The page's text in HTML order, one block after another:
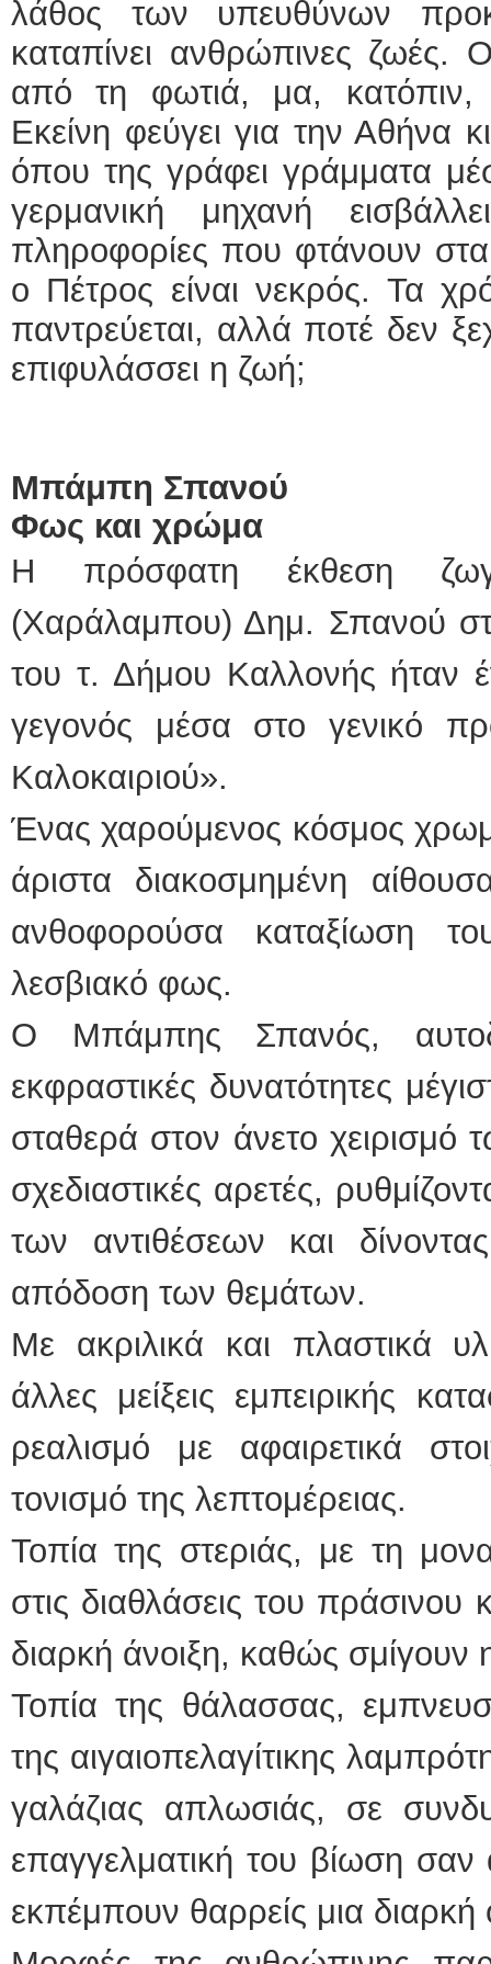
λάθος των υπευθύνων
καταπίνει ανθρώπινες
από τη φωτιά, μα, κατόπιν,
Εκείνη φεύγει για την Αθήνα
όπου της γράφει γράμματα
γερμανική μηχανή
πληροφορίες που φτάνουν στα
ο Πέτρος είναι νεκρός. Τα
παντρεύεται, αλλά ποτέ δεν
επιφυλάσσει η ζωή;
Μπάμπη Σπανού
Φως και χρώμα
Η πρόσφατη έκθεση
(Χαράλαμπου) Δημ. Σπανού
του τ. Δήμου Καλλονής ήταν
γεγονός μέσα στο γενικό
Καλοκαιριού».
Ένας χαρούμενος κόσμος
άριστα διακοσμημένη
ανθοφορούσα καταξίωση
λεσβιακό φως.
Ο Μπάμπης Σπανός,
εκφραστικές δυνατότητες
σταθερά στον άνετο χειρισμό
σχεδιαστικές αρετές,
των αντιθέσεων και
απόδοση των θεμάτων.
Με ακριλικά και πλαστικά
άλλες μείξεις εμπειρικής
ρεαλισμό με αφαιρετικά
τονισμό της λεπτομέρειας.
Τοπία της στεριάς, με τη
στις διαθλάσεις του πράσινου
διαρκή άνοιξη, καθώς
Τοπία της θάλασσας,
της αιγαιοπελαγίτικης
γαλάζιας απλωσιάς, σε
επαγγελματική του βίωση σαν
εκπέμπουν θαρρείς μια